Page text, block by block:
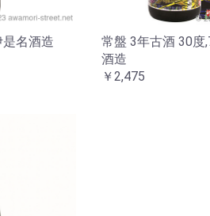
名酒造
常盤 3年古酒 30度
酒造
￥2,475